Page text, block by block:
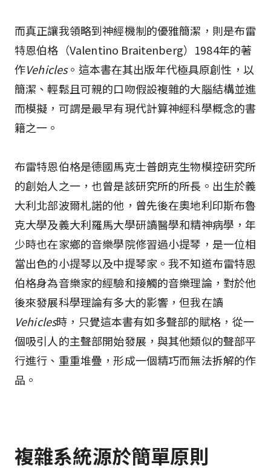
而真正讓我領略到神經機制的優雅簡潔，則是布雷
特恩伯格（Valentino Braitenberg）1984年的著
作Vehicles。這本書在其出版年代極具原創性，以
簡潔、輕鬆且可親的口吻假設複雜的大腦結構並進
而模擬，可謂是最早有現代計算神經科學概念的書
籍之一。
布雷特恩伯格是德國馬克士普朗克生物模控研究所
的創始人之一，也曾是該研究所的所長。出生於義
大利北部波爾札諾的他，曾先後在奧地利印斯布魯
克大學及義大利羅馬大學研讀醫學和精神病學，年
少時也在家鄉的音樂學院修習過小提琴，是一位相
當出色的小提琴以及中提琴家。我不知道布雷特恩
伯格身為音樂家的經驗和接觸的音樂理論，對於他
後來發展科學理論有多大的影響，但我在讀
Vehicles時，只覺這本書有如多聲部的賦格，從一
個吸引人的主聲部開始發展，與其他類似的聲部平
行進行、重重堆疊，形成一個精巧而無法拆解的作
品。
複雜系統源於簡單原則